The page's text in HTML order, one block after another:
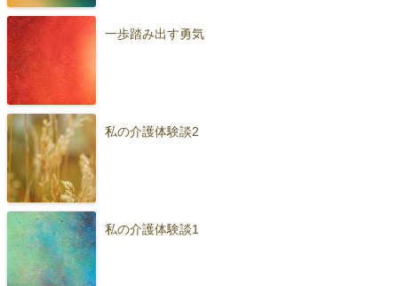
一歩踏み出す勇気
私の介護体験談2
私の介護体験談1